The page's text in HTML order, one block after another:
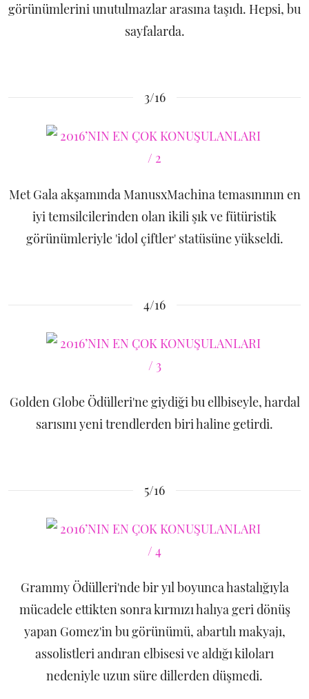
görünümlerini unutulmazlar arasına taşıdı. Hepsi, bu
sayfalarda.
3/16
Met Gala akşamında ManusxMachina temasınının en
iyi temsilcilerinden olan ikili şık ve fütüristik
görünümleriyle 'idol çiftler' statüsüne yükseldi.
4/16
Golden Globe Ödülleri'ne giydiği bu ellbiseyle, hardal
sarısını yeni trendlerden biri haline getirdi.
5/16
Grammy Ödülleri'nde bir yıl boyunca hastalığıyla
mücadele ettikten sonra kırmızı halıya geri dönüş
yapan Gomez'in bu görünümü, abartılı makyajı,
assolistleri andıran elbisesi ve aldığı kiloları
nedeniyle uzun süre dillerden düşmedi.